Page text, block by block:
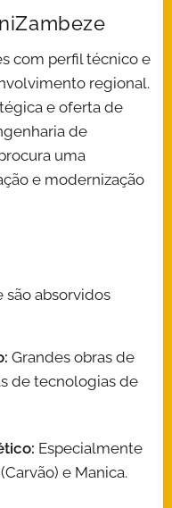
com perfil técnico e
regional.
e oferta de
de
uma
e modernização
são absorvidos
Grandes obras de
de tecnologias de
Especialmente
e Manica.